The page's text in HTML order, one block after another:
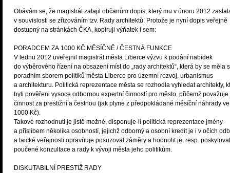
Obávám se, že magistrát zatajil občanům dopis, který mu v únoru 2012
v souvislosti se zřizováním tzv. Rady architektů. Protože je nyní dopis veřejně
dostupný na stránkách ČKA, kopíruji výňatek i sem:
PORADCEM ZA 1000 KČ MĚSÍČNĚ / ČESTNÁ FUNKCE
V lednu 2012 uveřejnil magistrát města Liberce výzvu k podání nabídek
do výběrového řízení na obsazení míst do „rady architektů“, která by se měla
poradním sborem politiků města Liberce pro územní rozvoj, urbanismus
a architekturu. Politická reprezentace města se rozhodla vyhledat architekty,
byli pověřeni vysoce odbornou expertní činností pro město, přičemž považuje
činnost za prestižní a čestnou (jak plyne z předpokládané měsíční náhrady
1000 Kč).
Takové rozhodnutí je jistě možné, disponuje-li politická reprezentace jmény
a příslibem několika osobností, jejichž odborný a osobní kredit je i v očích
a laické veřejnosti opravňuje posuzovat záměry a hodnotit je, resp. poskytovat
poučené konzultace a rady k vývoji města jeho politikům.
DISKUTABILNÍ PRESTIŽ RADY